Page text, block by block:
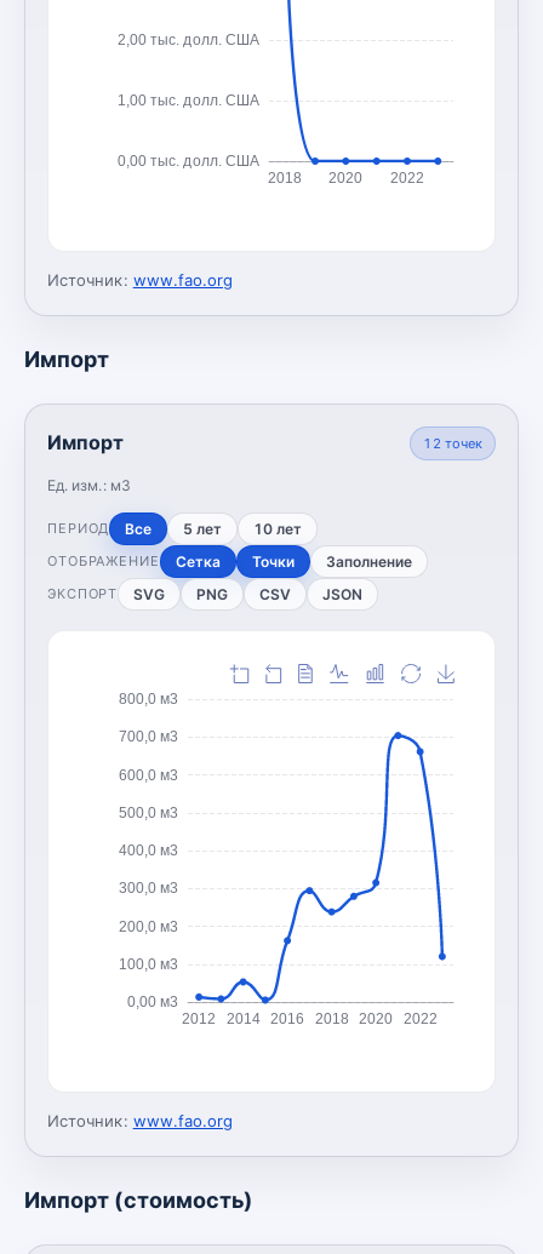
0,00 тыс. долл. США
1,00 тыс. долл. США
2,00 тыс. долл. США
2018 2020 2022
Источник: www.fao.org
Импорт
Импорт
Ед. изм.: м3
12 точек
ПЕРИОД Все 5 лет 10 лет
ОТОБРАЖЕНИЕ Сетка Точки Заполнение
ЭКСПОРТ SVG PNG CSV JSON
0,00 м3
100,0 м3
200,0 м3
300,0 м3
400,0 м3
500,0 м3
600,0 м3
700,0 м3
800,0 м3
2012 2014 2016 2018 2020 2022
Источник: www.fao.org
Импорт (стоимость)